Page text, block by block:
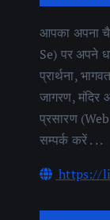
आपका अपना
Se) पर अपने
प्रार्थना,
जागरण, मंदिर
प्रसारण
सम्पर्क करें . . .
https://